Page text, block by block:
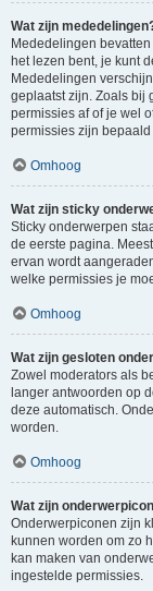
Wat zijn
Mededelingen
het lezen bent, je kunt
Mededelingen
geplaatst zijn. Zoals bij
permissies af of je wel
permissies zijn
Omhoog
Wat zijn sticky
Sticky onderwerpen
de eerste pagina.
ervan wordt
welke permissies je
Omhoog
Wat zijn gesloten
Zowel moderators als
langer antwoorden op
deze automatisch.
worden.
Omhoog
Wat zijn
Onderwerpiconen zijn
kunnen worden om zo
kan maken van
ingestelde permissies.